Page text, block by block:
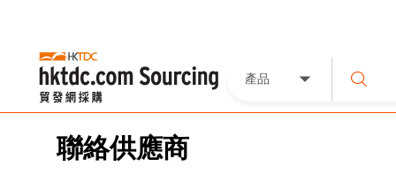
產品
聯絡供應商